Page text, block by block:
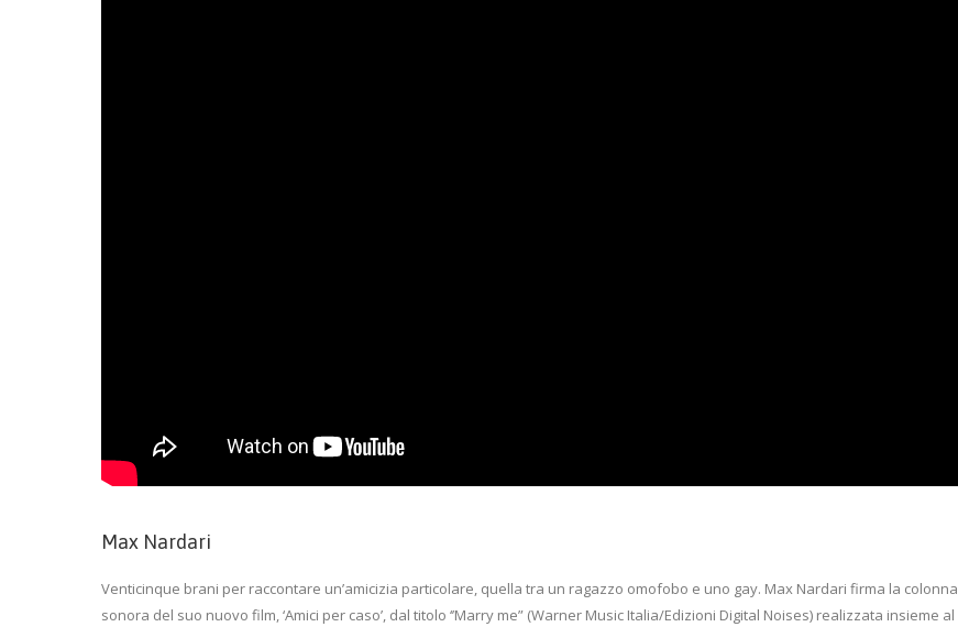
Max Nardari
Venticinque brani per raccontare un’amicizia particolare, quella tra un ragazzo omofobo e uno gay. Max Nardari firma la colonna
sonora del suo nuovo film, ‘Amici per caso’, dal titolo ‘’Marry me” (Warner Music Italia/Edizioni Digital Noises) realizzata insieme al